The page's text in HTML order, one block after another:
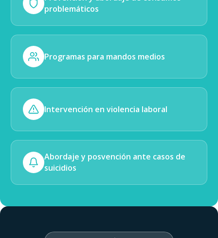
problemáticos
Programas para mandos medios
Intervención en violencia laboral
Abordaje y posvención ante casos de
suicidios